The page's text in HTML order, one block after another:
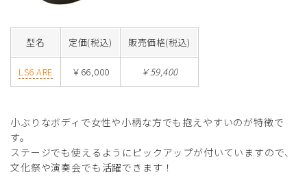
型名 定価(税込) 販売価格(税込)
LS6 ARE ￥66,000 ￥59,400
小ぶりなボディで女性や小柄な方でも抱えやすいのが特徴で
す。
ステージでも使えるようにピックアップが付いていますので、
文化祭や演奏会でも活躍できます！